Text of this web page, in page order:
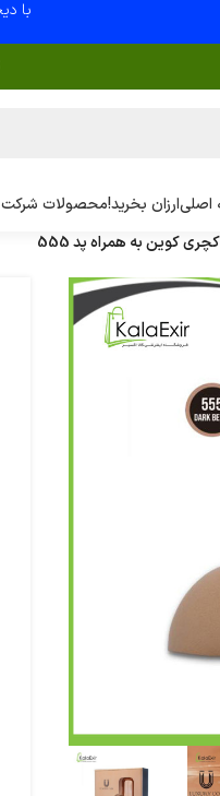
با
ارزان بخرید!محصولات شرکت
کوین به همراه پد 555